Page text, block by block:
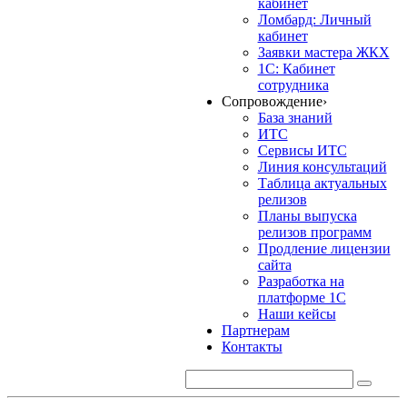
Ломбард: Личный
кабинет
Заявки мастера ЖКХ
1С: Кабинет
сотрудника
Сопровождение›
База знаний
ИТС
Сервисы ИТС
Линия консультаций
Таблица актуальных
релизов
Планы выпуска
релизов программ
Продление лицензии
сайта
Разработка на
платформе 1С
Наши кейсы
Партнерам
Контакты